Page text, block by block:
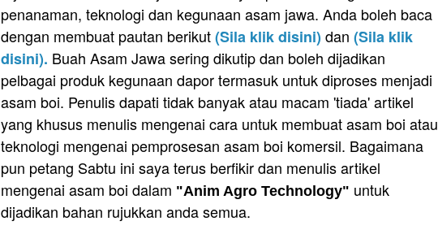
penanaman, teknologi dan kegunaan asam jawa. Anda boleh baca
dengan membuat pautan berikut(Sila klik disini) dan (Sila klik
disini). Buah Asam Jawa sering dikutip dan boleh dijadikan
pelbagai produk kegunaan dapor termasuk untuk diproses menjadi
asam boi. Penulis dapati tidak banyak atau macam 'tiada' artikel
yang khusus menulis mengenai cara untuk membuat asam boi atau
teknologi mengenai pemprosesan asam boi komersil. Bagaimana
pun petang Sabtu ini saya terus berfikir dan menulis artikel
mengenai asam boi dalam "Anim Agro Technology" untuk
dijadikan bahan rujukkan anda semua.